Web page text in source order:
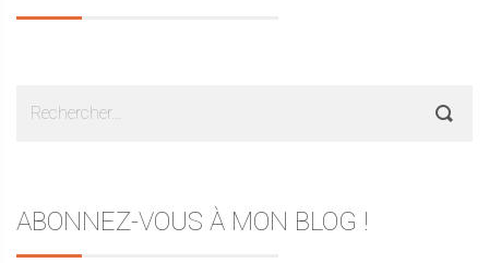
ABONNEZ-VOUS À MON BLOG !